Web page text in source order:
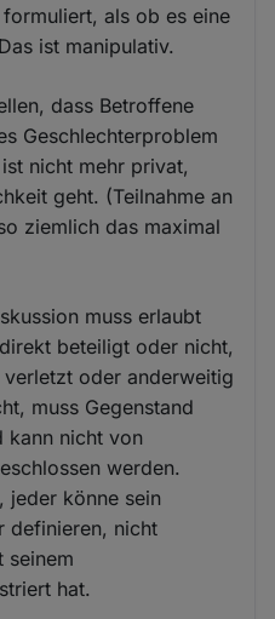
als ob es eine
ist manipulativ.
dass Betroffene
Geschlechterproblem
nicht mehr privat,
geht. (Teilnahme an
ziemlich das maximal
muss erlaubt
beteiligt oder nicht,
oder anderweitig
muss Gegenstand
kann nicht von
werden.
jeder könne sein
definieren, nicht
seinem
hat.